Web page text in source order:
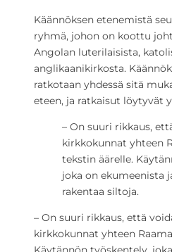
Käännöksen etenemistä
ryhmä, johon on koottu
Angolan luterilaisista,
anglikaanikirkosta.
ratkotaan yhdessä sitä
eteen, ja ratkaisut löytyvät
– On suuri rikkaus,
kirkkokunnat yhteen
tekstin äärelle.
joka on ekumeenista
rakentaa siltoja.
– On suuri rikkaus, että
kirkkokunnat yhteen